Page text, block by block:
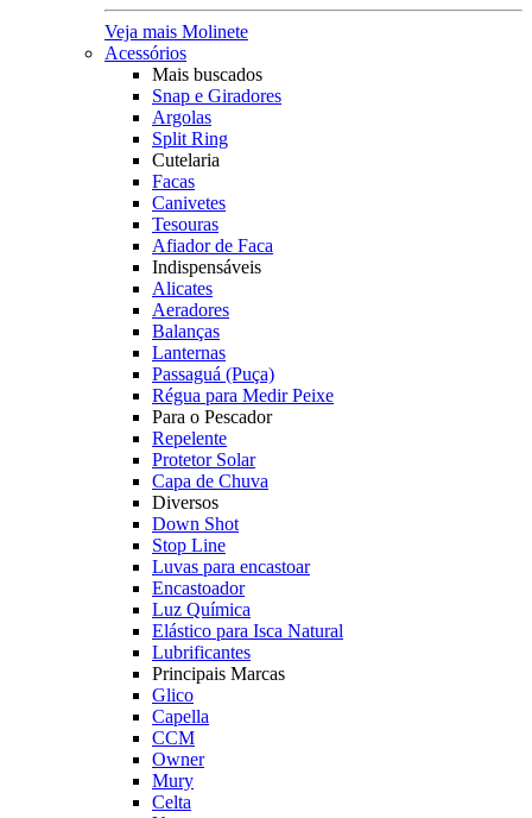
Veja mais Molinete
Acessórios
Mais buscados
Snap e Giradores
Argolas
Split Ring
Cutelaria
Facas
Canivetes
Tesouras
Afiador de Faca
Indispensáveis
Alicates
Aeradores
Balanças
Lanternas
Passaguá (Puça)
Régua para Medir Peixe
Para o Pescador
Repelente
Protetor Solar
Capa de Chuva
Diversos
Down Shot
Stop Line
Luvas para encastoar
Encastoador
Luz Química
Elástico para Isca Natural
Lubrificantes
Principais Marcas
Glico
Capella
CCM
Owner
Mury
Celta